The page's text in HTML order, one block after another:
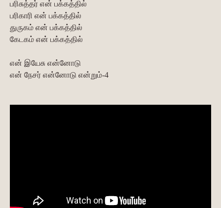
பரிசுத்தர் என் பக்கத்தில்
பரிகாரி என் பக்கத்தில்
துருகம் என் பக்கத்தில்
கேடகம் என் பக்கத்தில்
என் இயேசு என்னோடு
என் நேசர் என்னோடு என்றும்-4